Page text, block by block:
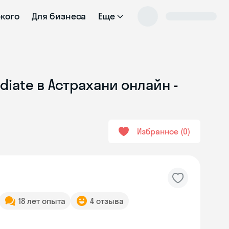
Для бизнеса Еще
в Астрахани онлайн -
Избранное 0
18 лет опыта 4 отзыва